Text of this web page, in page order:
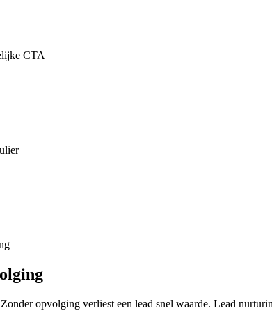
CTA
opvolging verliest een lead snel waarde. Lead